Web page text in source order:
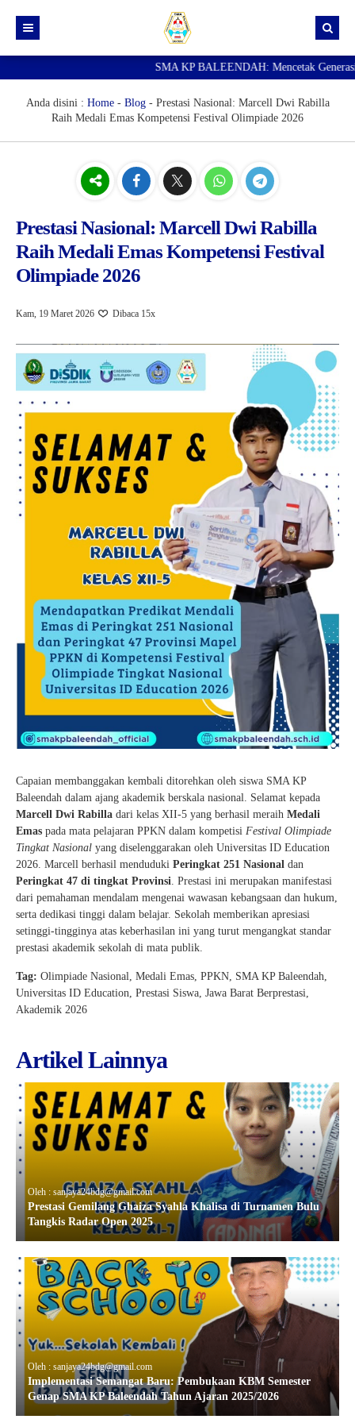
Berita
SNBP
SMA KP BALEENDAH: Mencetak Generasi
Anda disini : Home- Blog- Prestasi Nasional: Marcell Dwi Rabilla
Raih Medali Emas Kompetensi Festival Olimpiade 2026
Prestasi Nasional: Marcell Dwi Rabilla
Raih Medali Emas Kompetensi Festival
Olimpiade 2026
Kam, 19 Maret 2026 Dibaca 15x
Capaian membanggakan kembali ditorehkan oleh siswa SMA KP
Baleendah dalam ajang akademik berskala nasional. Selamat kepada
Marcell Dwi Rabilla dari kelas XII-5 yang berhasil meraih Medali
Emas pada mata pelajaran PPKN dalam kompetisi Festival Olimpiade
Tingkat Nasional yang diselenggarakan oleh Universitas ID Education
2026. Marcell berhasil menduduki Peringkat 251 Nasional dan
Peringkat 47 di tingkat Provinsi. Prestasi ini merupakan manifestasi
dari pemahaman mendalam mengenai wawasan kebangsaan dan hukum,
serta dedikasi tinggi dalam belajar. Sekolah memberikan apresiasi
setinggi-tingginya atas keberhasilan ini yang turut mengangkat standar
prestasi akademik sekolah di mata publik.
Tag: Olimpiade Nasional, Medali Emas, PPKN, SMA KP Baleendah,
Universitas ID Education, Prestasi Siswa, Jawa Barat Berprestasi,
Akademik 2026
Artikel Lainnya
Oleh : sanjaya24bdg@gmail.com
Prestasi Gemilang Ghaiza Syahla Khalisa di Turnamen Bulu
Tangkis Radar Open 2025
Oleh : sanjaya24bdg@gmail.com
Implementasi Semangat Baru: Pembukaan KBM Semester
Genap SMA KP Baleendah Tahun Ajaran 2025/2026